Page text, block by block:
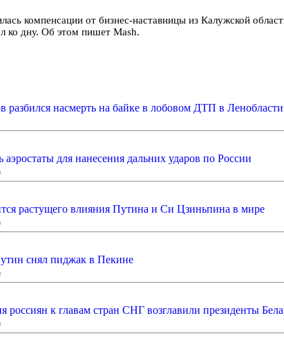
компенсации от бизнес-наставницы из Калужской
ко дну. Об этом пишет Mash.
насмерть на байке в лобовом ДТП в Ленобласти
для нанесения дальних ударов по России
растущего влияния Путина и Си Цзиньпина в мире
снял пиджак в Пекине
к главам стран СНГ возглавили президенты